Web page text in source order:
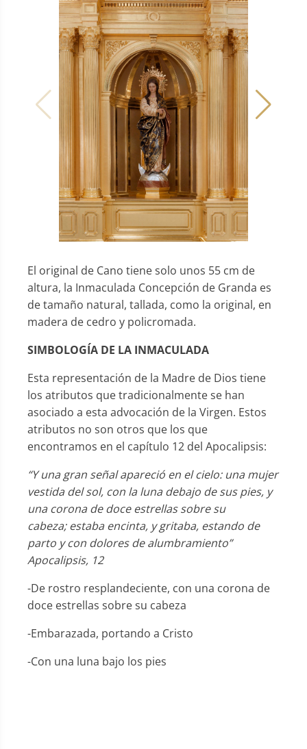
El original de Cano tiene solo unos 55 cm de
altura, la Inmaculada Concepción de Granda es
de tamaño natural, tallada, como la original, en
madera de cedro y policromada.
SIMBOLOGÍA DE LA INMACULADA
Esta representación de la Madre de Dios tiene
los atributos que tradicionalmente se han
asociado a esta advocación de la Virgen. Estos
atributos no son otros que los que
encontramos en el capítulo 12 del Apocalipsis:
“Y una gran señal apareció en el cielo: una mujer
vestida del sol, con la luna debajo de sus pies, y
una corona de doce estrellas sobre su
cabeza; estaba encinta, y gritaba, estando de
parto y con dolores de alumbramiento”
Apocalipsis, 12
-De rostro resplandeciente, con una corona de
doce estrellas sobre su cabeza
-Embarazada, portando a Cristo
-Con una luna bajo los pies